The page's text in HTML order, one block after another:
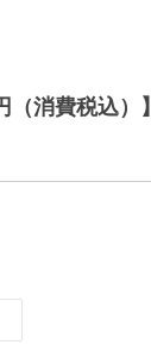
消費税込）】